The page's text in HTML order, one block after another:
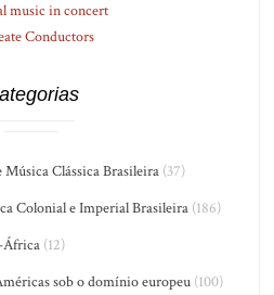
music in concert
Conductors
Música Clássica Brasileira (37)
Colonial e Imperial Brasileira (186)
-África (12)
sob o domínio europeu(100)